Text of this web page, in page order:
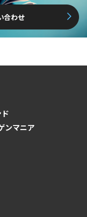
合わせ
ンマニア